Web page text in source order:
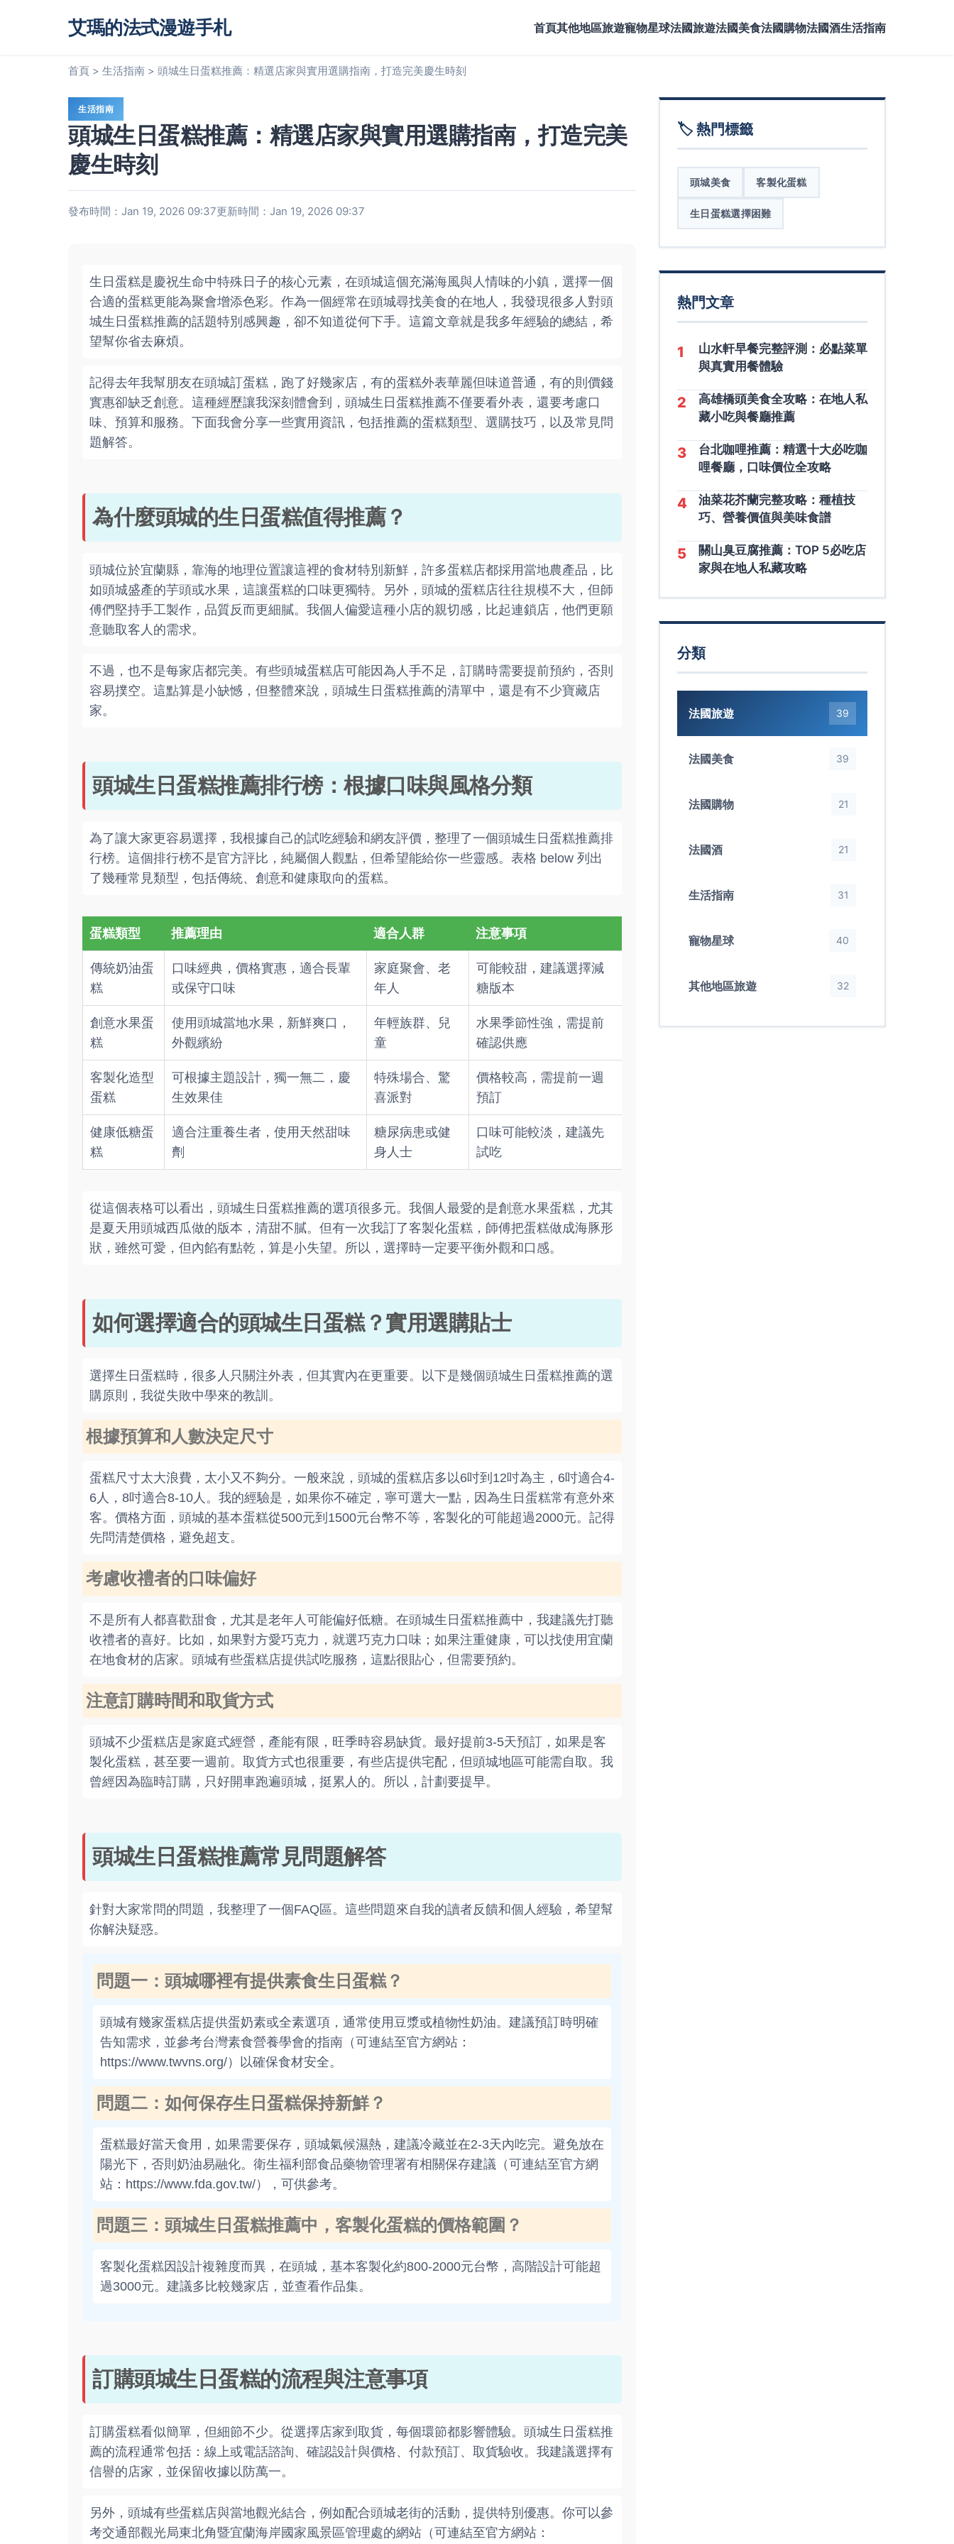
艾瑪的法式漫遊手札 首頁其他地區旅遊寵物星球法國旅遊法國美食法國購物法國酒生活指南
首頁 > 生活指南 > 頭城生日蛋糕推薦：精選店家與實用選購指南，打造完美慶生時刻
生活指南
頭城生日蛋糕推薦：精選店家與實用選購指南，打造完美
慶生時刻
發布時間：Jan 19, 2026 09:37更新時間：Jan 19, 2026 09:37
生日蛋糕是慶祝生命中特殊日子的核心元素，在頭城這個充滿海風與人情味的小鎮，選擇一個
合適的蛋糕更能為聚會增添色彩。作為一個經常在頭城尋找美食的在地人，我發現很多人對頭
城生日蛋糕推薦的話題特別感興趣，卻不知道從何下手。這篇文章就是我多年經驗的總結，希
望幫你省去麻煩。
記得去年我幫朋友在頭城訂蛋糕，跑了好幾家店，有的蛋糕外表華麗但味道普通，有的則價錢
實惠卻缺乏創意。這種經歷讓我深刻體會到，頭城生日蛋糕推薦不僅要看外表，還要考慮口
味、預算和服務。下面我會分享一些實用資訊，包括推薦的蛋糕類型、選購技巧，以及常見問
題解答。
為什麼頭城的生日蛋糕值得推薦？
頭城位於宜蘭縣，靠海的地理位置讓這裡的食材特別新鮮，許多蛋糕店都採用當地農產品，比
如頭城盛產的芋頭或水果，這讓蛋糕的口味更獨特。另外，頭城的蛋糕店往往規模不大，但師
傅們堅持手工製作，品質反而更細膩。我個人偏愛這種小店的親切感，比起連鎖店，他們更願
意聽取客人的需求。
不過，也不是每家店都完美。有些頭城蛋糕店可能因為人手不足，訂購時需要提前預約，否則
容易撲空。這點算是小缺憾，但整體來說，頭城生日蛋糕推薦的清單中，還是有不少寶藏店
家。
頭城生日蛋糕推薦排行榜：根據口味與風格分類
為了讓大家更容易選擇，我根據自己的試吃經驗和網友評價，整理了一個頭城生日蛋糕推薦排
行榜。這個排行榜不是官方評比，純屬個人觀點，但希望能給你一些靈感。表格 below 列出
了幾種常見類型，包括傳統、創意和健康取向的蛋糕。
蛋糕類型 推薦理由 適合人群 注意事項
傳統奶油蛋
糕
口味經典，價格實惠，適合長輩
或保守口味
家庭聚會、老
年人
可能較甜，建議選擇減
糖版本
創意水果蛋
糕
使用頭城當地水果，新鮮爽口，
外觀繽紛
年輕族群、兒
童
水果季節性強，需提前
確認供應
客製化造型
蛋糕
可根據主題設計，獨一無二，慶
生效果佳
特殊場合、驚
喜派對
價格較高，需提前一週
預訂
健康低糖蛋
糕
適合注重養生者，使用天然甜味
劑
糖尿病患或健
身人士
口味可能較淡，建議先
試吃
從這個表格可以看出，頭城生日蛋糕推薦的選項很多元。我個人最愛的是創意水果蛋糕，尤其
是夏天用頭城西瓜做的版本，清甜不膩。但有一次我訂了客製化蛋糕，師傅把蛋糕做成海豚形
狀，雖然可愛，但內餡有點乾，算是小失望。所以，選擇時一定要平衡外觀和口感。
如何選擇適合的頭城生日蛋糕？實用選購貼士
選擇生日蛋糕時，很多人只關注外表，但其實內在更重要。以下是幾個頭城生日蛋糕推薦的選
購原則，我從失敗中學來的教訓。
根據預算和人數決定尺寸
蛋糕尺寸太大浪費，太小又不夠分。一般來說，頭城的蛋糕店多以6吋到12吋為主，6吋適合4-
6人，8吋適合8-10人。我的經驗是，如果你不確定，寧可選大一點，因為生日蛋糕常有意外來
客。價格方面，頭城的基本蛋糕從500元到1500元台幣不等，客製化的可能超過2000元。記得
先問清楚價格，避免超支。
考慮收禮者的口味偏好
不是所有人都喜歡甜食，尤其是老年人可能偏好低糖。在頭城生日蛋糕推薦中，我建議先打聽
收禮者的喜好。比如，如果對方愛巧克力，就選巧克力口味；如果注重健康，可以找使用宜蘭
在地食材的店家。頭城有些蛋糕店提供試吃服務，這點很貼心，但需要預約。
注意訂購時間和取貨方式
頭城不少蛋糕店是家庭式經營，產能有限，旺季時容易缺貨。最好提前3-5天預訂，如果是客
製化蛋糕，甚至要一週前。取貨方式也很重要，有些店提供宅配，但頭城地區可能需自取。我
曾經因為臨時訂購，只好開車跑遍頭城，挺累人的。所以，計劃要提早。
頭城生日蛋糕推薦常見問題解答
針對大家常問的問題，我整理了一個FAQ區。這些問題來自我的讀者反饋和個人經驗，希望幫
你解決疑惑。
問題一：頭城哪裡有提供素食生日蛋糕？
頭城有幾家蛋糕店提供蛋奶素或全素選項，通常使用豆漿或植物性奶油。建議預訂時明確
告知需求，並參考台灣素食營養學會的指南（可連結至官方網站：
https://www.twvns.org/）以確保食材安全。
問題二：如何保存生日蛋糕保持新鮮？
蛋糕最好當天食用，如果需要保存，頭城氣候濕熱，建議冷藏並在2-3天內吃完。避免放在
陽光下，否則奶油易融化。衛生福利部食品藥物管理署有相關保存建議（可連結至官方網
站：https://www.fda.gov.tw/），可供參考。
問題三：頭城生日蛋糕推薦中，客製化蛋糕的價格範圍？
客製化蛋糕因設計複雜度而異，在頭城，基本客製化約800-2000元台幣，高階設計可能超
過3000元。建議多比較幾家店，並查看作品集。
訂購頭城生日蛋糕的流程與注意事項
訂購蛋糕看似簡單，但細節不少。從選擇店家到取貨，每個環節都影響體驗。頭城生日蛋糕推
薦的流程通常包括：線上或電話諮詢、確認設計與價格、付款預訂、取貨驗收。我建議選擇有
信譽的店家，並保留收據以防萬一。
另外，頭城有些蛋糕店與當地觀光結合，例如配合頭城老街的活動，提供特別優惠。你可以參
考交通部觀光局東北角暨宜蘭海岸國家風景區管理處的網站（可連結至官方網站：
🏷️ 熱門標籤
頭城美食 客製化蛋糕
生日蛋糕選擇困難
熱門文章
1
山水軒早餐完整評測：必點菜單
與真實用餐體驗
2
高雄橋頭美食全攻略：在地人私
藏小吃與餐廳推薦
3
台北咖哩推薦：精選十大必吃咖
哩餐廳，口味價位全攻略
4
油菜花芥蘭完整攻略：種植技
巧、營養價值與美味食譜
5
關山臭豆腐推薦：TOP 5必吃店
家與在地人私藏攻略
分類
法國旅遊 39
法國美食 39
法國購物 21
法國酒 21
生活指南 31
寵物星球 40
其他地區旅遊 32